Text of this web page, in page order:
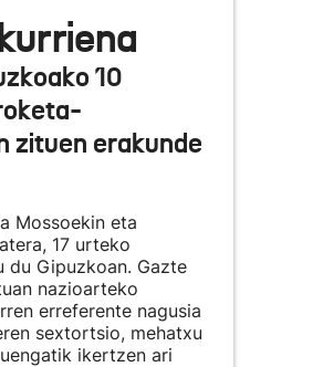
10
zituen erakunde
Mossoekin eta
17 urteko
Gipuzkoan. Gazte
nazioarteko
erreferente nagusia
sextortsio, mehatxu
ikertzen ari